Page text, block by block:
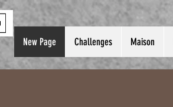
New Page Challenges Maison